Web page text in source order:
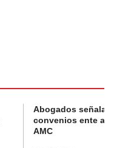
Abogados
convenios ente
AMC